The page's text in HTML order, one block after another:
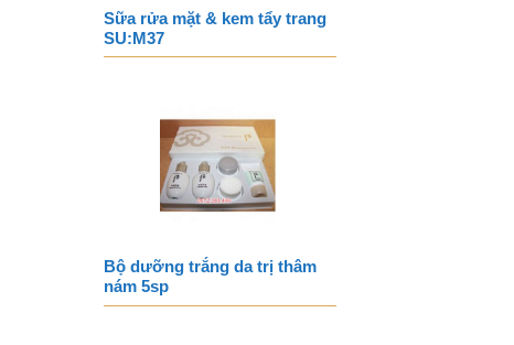
Sữa rửa mặt & kem tẩy trang
SU:M37
Bộ dưỡng trắng da trị thâm
nám 5sp